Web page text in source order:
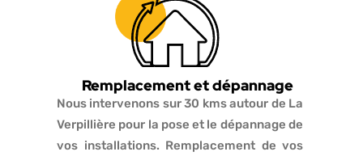
Remplacement et dépannage
Nous intervenons sur 30 kms autour de La
Verpillière pour la pose et le dépannage de
vos installations. Remplacement de vos